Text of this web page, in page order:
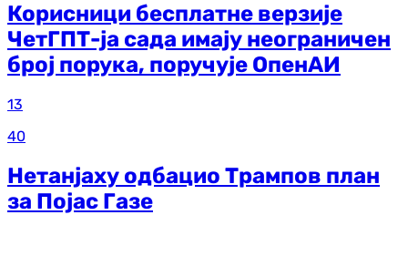
Корисници бесплатне верзије
ЧетГПТ-ја сада имају неограничен
број порука, поручује ОпенАИ
13
40
Нетанјаху одбацио Трампов план
за Појас Газе